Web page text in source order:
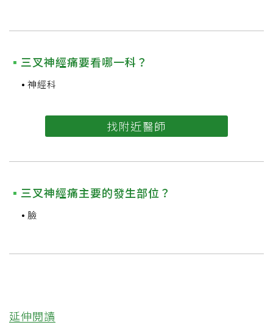
三叉神經痛要看哪一科？
神經科
找附近醫師
三叉神經痛主要的發生部位？
臉
延伸閱讀